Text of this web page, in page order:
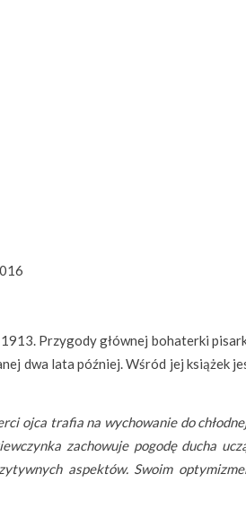
Przygody głównej bohaterki
dwa lata później. Wśród jej książek
ojca trafia na wychowanie do
zachowuje pogodę ducha
aspektów. Swoim